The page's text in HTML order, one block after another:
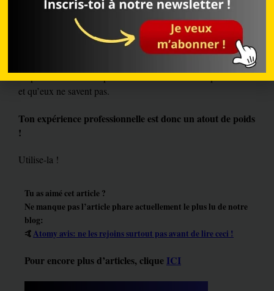
Elles ont une valeur inestimable et aurais tort de t’en priver.
Rappelle-toi que dès que tu es formé sur un sujet, tu en sais
Tu peux dès lors faire profiter ton audience de ce que tu sais
et qu’eux ne savent pas.
Ton expérience professionnelle est donc un atout de poids
!
Utilise-la !
Tu as aimé cet article ?
Ne manque pas l’article phare actuellement le plus lu de notre
blog:
🤙Atomy avis: ne les rejoins surtout pas avant de lire ceci !
Pour encore plus d’articles, clique ICI